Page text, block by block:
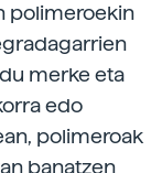
polimeroekin
merke eta
edo
polimeroak
banatzen